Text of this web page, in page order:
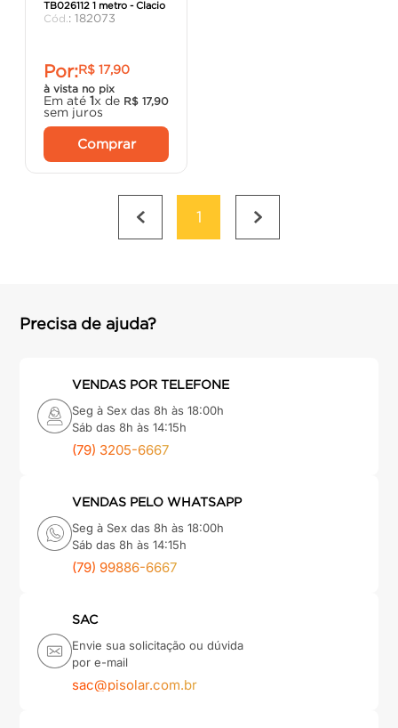
TB026112 1 metro - Clacio
: 182073
Por:R$ 17,90
à vista no pix
Em até 1x de R$ 17,90
sem juros
Comprar
1
Precisa de ajuda?
VENDAS POR TELEFONE
Seg à Sex das 8h às 18:00h
Sáb das 8h às 14:15h
(79) 3205-6667
VENDAS PELO WHATSAPP
Seg à Sex das 8h às 18:00h
Sáb das 8h às 14:15h
(79) 99886-6667
SAC
Envie sua solicitação ou dúvida
por e-mail
sac@pisolar.com.br
º argamassa
º porta